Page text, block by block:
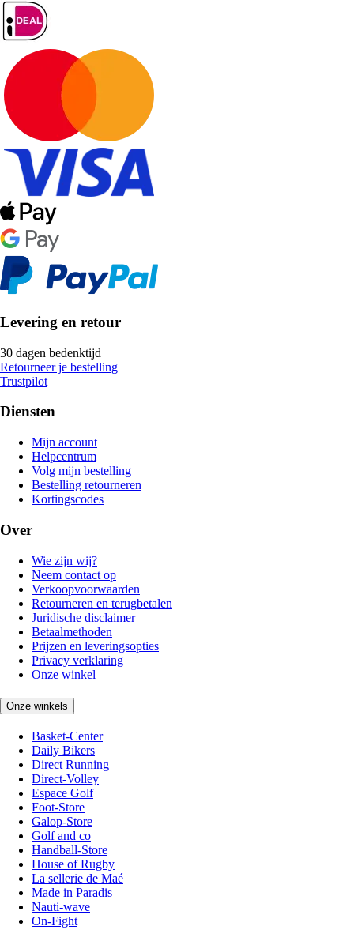
Levering en retour
30 dagen bedenktijd
Retourneer je bestelling
Trustpilot
Diensten
Mijn account
Helpcentrum
Volg mijn bestelling
Bestelling retourneren
Kortingscodes
Over
Wie zijn wij?
Neem contact op
Verkoopvoorwaarden
Retourneren en terugbetalen
Juridische disclaimer
Betaalmethoden
Prijzen en leveringsopties
Privacy verklaring
Onze winkel
Onze winkels
Basket-Center
Daily Bikers
Direct Running
Direct-Volley
Espace Golf
Foot-Store
Galop-Store
Golf and co
Handball-Store
House of Rugby
La sellerie de Maé
Made in Paradis
Nauti-wave
On-Fight